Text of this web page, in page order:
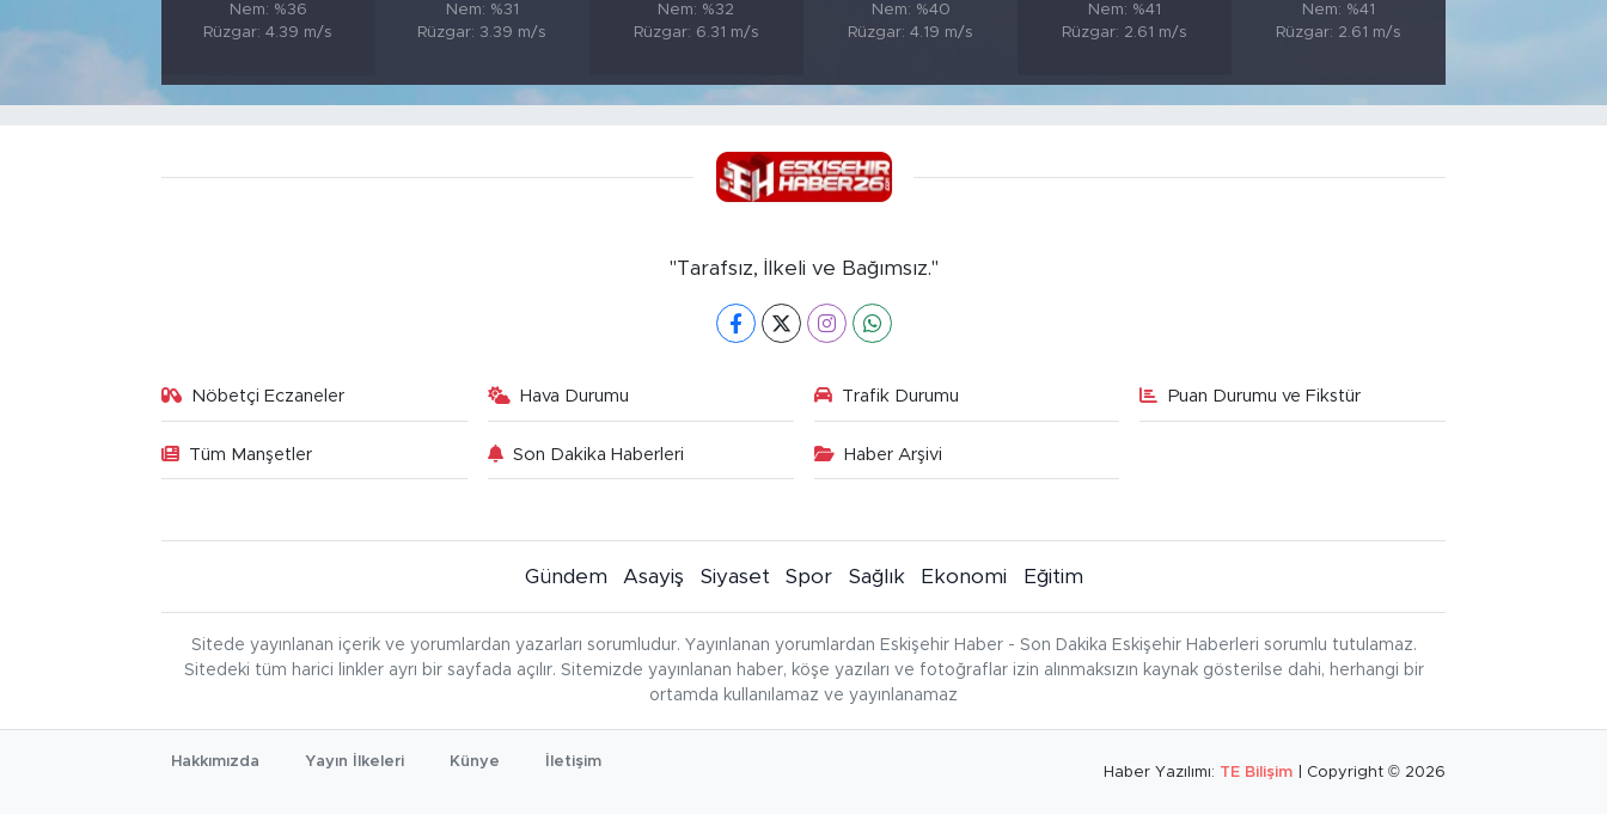
Nem: %36
Rüzgar: 4.39 m/s
Nem: %31
Rüzgar: 3.39 m/s
Nem: %32
Rüzgar: 6.31 m/s
Nem: %40
Rüzgar: 4.19 m/s
Nem: %41
Rüzgar: 2.61 m/s
Nem: %41
Rüzgar: 2.61 m/s
"Tarafsız, İlkeli ve Bağımsız."
Nöbetçi Eczaneler Hava Durumu Trafik Durumu Puan Durumu ve Fikstür
Tüm Manşetler Son Dakika Haberleri Haber Arşivi
Gündem Asayiş Siyaset Spor Sağlık Ekonomi Eğitim
Sitede yayınlanan içerik ve yorumlardan yazarları sorumludur. Yayınlanan yorumlardan Eskişehir Haber - Son Dakika Eskişehir Haberleri sorumlu tutulamaz.
Sitedeki tüm harici linkler ayrı bir sayfada açılır. Sitemizde yayınlanan haber, köşe yazıları ve fotoğraflar izin alınmaksızın kaynak gösterilse dahi, herhangi bir
ortamda kullanılamaz ve yayınlanamaz
Hakkımızda Yayın İlkeleri Künye İletişim
Haber Yazılımı: TE Bilişim | Copyright © 2026